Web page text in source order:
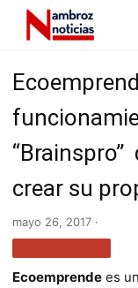
crear su
mayo 26, 2017 ·
Ecoemprende es